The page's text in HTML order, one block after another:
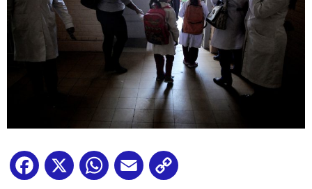
Facebook
X WhatsApp
Email